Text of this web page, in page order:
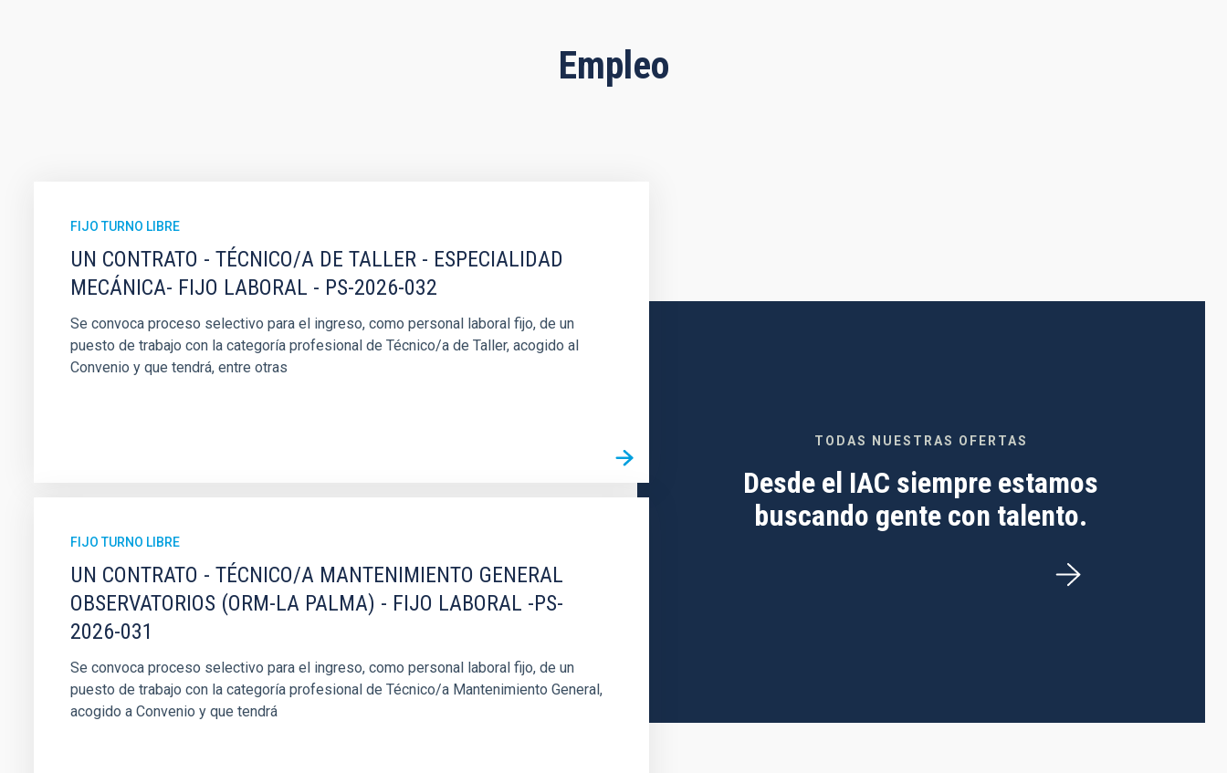
Empleo
FIJO TURNO LIBRE
UN CONTRATO - TÉCNICO/A DE TALLER - ESPECIALIDAD
MECÁNICA- FIJO LABORAL - PS-2026-032
Se convoca proceso selectivo para el ingreso, como personal laboral fijo, de un
puesto de trabajo con la categoría profesional de Técnico/a de Taller, acogido al
Convenio y que tendrá, entre otras
FIJO TURNO LIBRE
UN CONTRATO - TÉCNICO/A MANTENIMIENTO GENERAL
OBSERVATORIOS (ORM-LA PALMA) - FIJO LABORAL -PS-
2026-031
Se convoca proceso selectivo para el ingreso, como personal laboral fijo, de un
puesto de trabajo con la categoría profesional de Técnico/a Mantenimiento General,
acogido a Convenio y que tendrá
TODAS NUESTRAS OFERTAS
Desde el IAC siempre estamos
buscando gente con talento.